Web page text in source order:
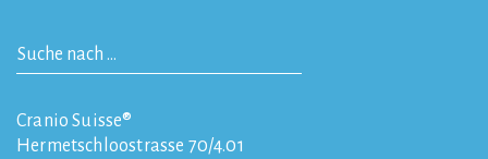
Cranio Suisse®
Hermetschloostrasse 70/4.01